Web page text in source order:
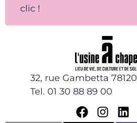
clic !
32, rue Gambetta
Tel. 01 30 88 89 00